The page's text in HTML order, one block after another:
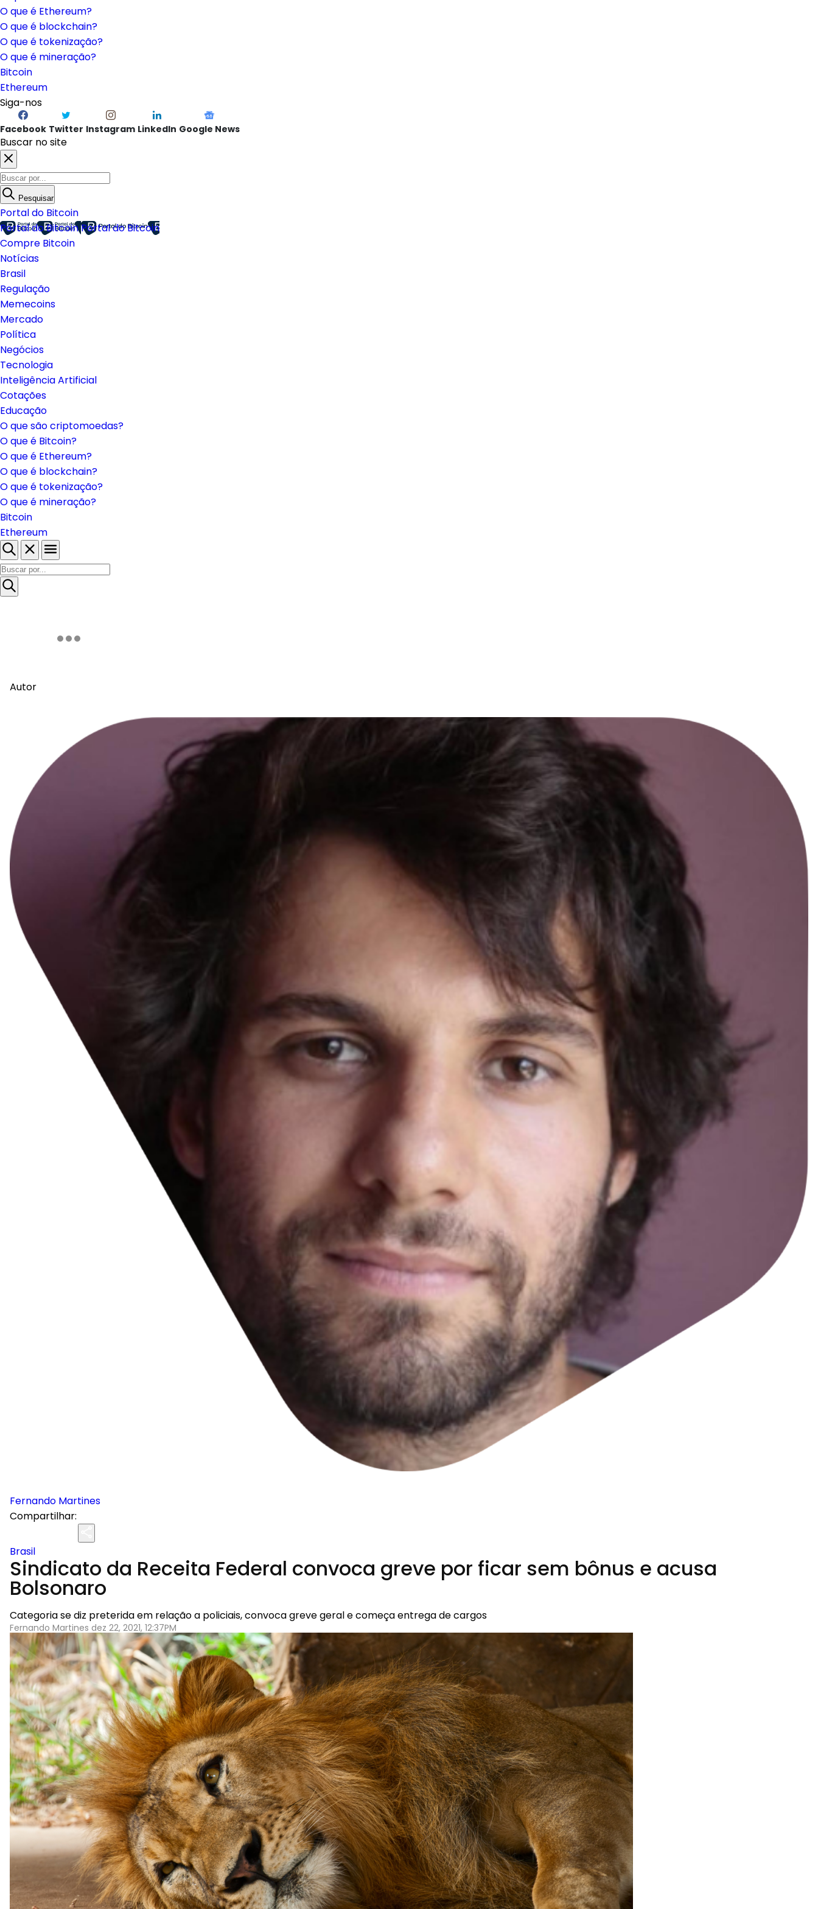
O que é Ethereum?
O que é blockchain?
O que é tokenização?
O que é mineração?
Bitcoin
Ethereum
Siga-nos
Facebook Twitter Instagram LinkedIn Google News
Buscar no site
Pesquisar
Portal do Bitcoin
Portal do BitcoinPortal do Bitcoin
Compre Bitcoin
Notícias
Brasil
Regulação
Memecoins
Mercado
Política
Negócios
Tecnologia
Inteligência Artificial
Cotações
Educação
O que são criptomoedas?
O que é Bitcoin?
O que é Ethereum?
O que é blockchain?
O que é tokenização?
O que é mineração?
Bitcoin
Ethereum
Autor
Fernando Martines
Compartilhar:
Brasil
Sindicato da Receita Federal convoca greve por ficar sem bônus e acusa
Bolsonaro
Categoria se diz preterida em relação a policiais, convoca greve geral e começa entrega de cargos
Fernando Martines dez 22, 2021, 12:37PM